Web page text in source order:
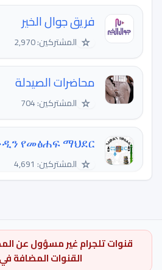
فريق جوال الخير
☆ المشتركين: 2,970
محاضرات الصيدلة
☆ المشتركين: 704
የመፅሐፍ ማህደር
☆ المشتركين: 4,691
قنوات تلجرام غير مسؤول عن
القنوات المضافة